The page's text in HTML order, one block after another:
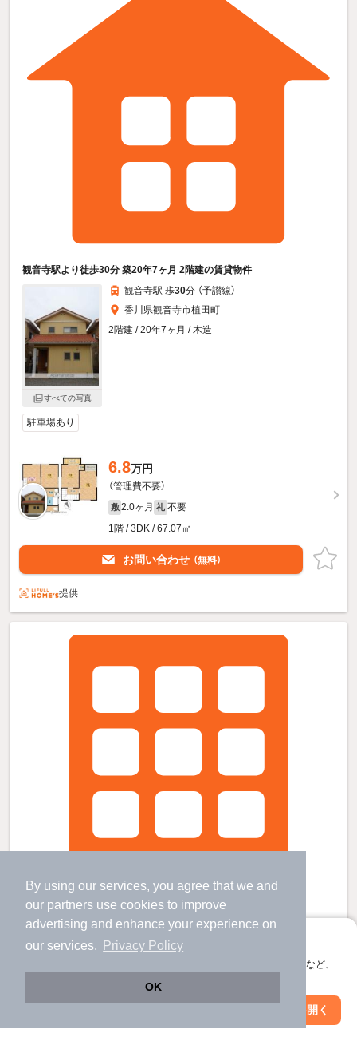
By using our services, you agree that we and
our partners use cookies to improve
advertising and enhance your experience on
our services.
Privacy Policy
OK
アプリに切り替えて、サクサクお部屋探し
会員登録なしですぐ使える。マップ検索やお気に入り保存など、
アプリを開く
観音寺駅より徒歩30分 築20年7ヶ月 2階建の賃貸物件
すべての写真
観音寺駅 歩30分 （予讃線）
香川県観音寺市植田町
2階建 / 20年7ヶ月 / 木造
駐車場あり
6.8万円
（管理費不要）
敷 2.0ヶ月 礼 不要
1階 / 3DK / 67.07㎡
お問い合わせ （無料）
提供
本山駅 歩
2階建 / 22年4ヶ月 / 鉄骨造
絞り込み条件を変更